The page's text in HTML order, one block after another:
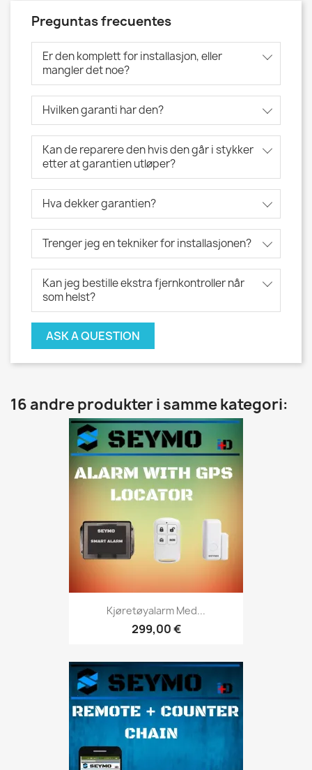
Preguntas frecuentes
Er den komplett for installasjon, eller
mangler det noe?
Hvilken garanti har den?
Kan de reparere den hvis den går i stykker
etter at garantien utløper?
Hva dekker garantien?
Trenger jeg en tekniker for installasjonen?
Kan jeg bestille ekstra fjernkontroller når
som helst?
ASK A QUESTION
16 andre produkter i samme kategori:
Kjøretøyalarm Med...
299,00 €